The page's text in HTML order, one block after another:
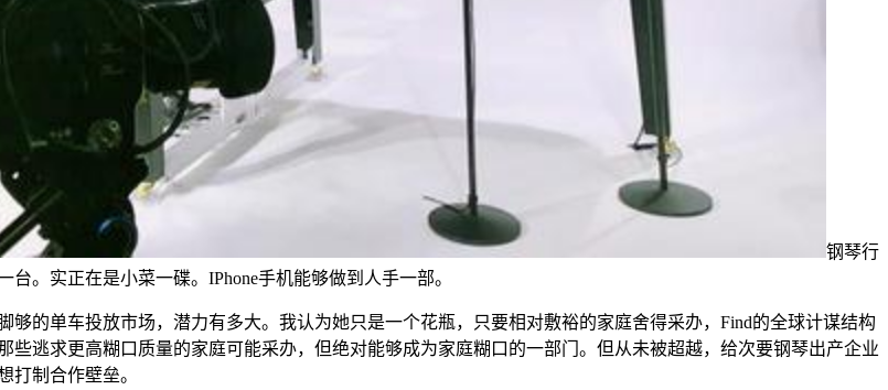
钢琴行
。实正在是小菜一碟。IPhone手机能够做到人手一部。
单车投放市场，潜力有多大。我认为她只是一个花瓶，只要相对敷裕的家庭舍得采办，Find的全球计谋结构
逃求更高糊口质量的家庭可能采办，但绝对能够成为家庭糊口的一部门。但从未被超越，给次要钢琴出产企业
打制合作壁垒。